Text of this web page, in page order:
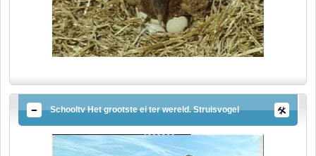
Schooltv Het grootste ei ter wereld. Struisvogel